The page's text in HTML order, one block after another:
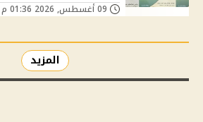
المزيد